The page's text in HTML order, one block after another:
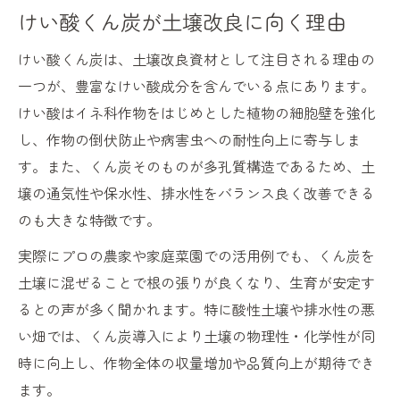
けい酸くん炭が土壌改良に向く理由
けい酸くん炭は、土壌改良資材として注目される理由の
一つが、豊富なけい酸成分を含んでいる点にあります。
けい酸はイネ科作物をはじめとした植物の細胞壁を強化
し、作物の倒伏防止や病害虫への耐性向上に寄与しま
す。また、くん炭そのものが多孔質構造であるため、土
壌の通気性や保水性、排水性をバランス良く改善できる
のも大きな特徴です。
実際にプロの農家や家庭菜園での活用例でも、くん炭を
土壌に混ぜることで根の張りが良くなり、生育が安定す
るとの声が多く聞かれます。特に酸性土壌や排水性の悪
い畑では、くん炭導入により土壌の物理性・化学性が同
時に向上し、作物全体の収量増加や品質向上が期待でき
ます。